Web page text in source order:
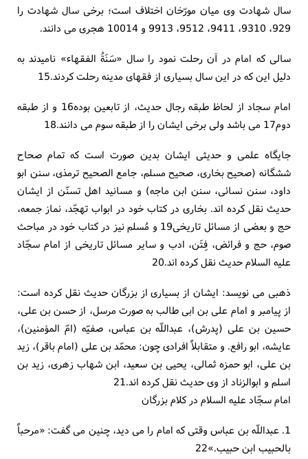
سال شهادت وی میان مورّخان اختلاف است؛ برخی سال شهادت را
929، 9310، 9411، 9512، 9913 و 10014 هجری می دانند.
سالی که امام در آن رحلت نمود را سال «سَنَةُ الفقهاء» نامیدند به
دلیل این که در این سال بسیاری از فقهای مدینه رحلت کردند.15
امام سجاد از لحاظ طبقه رجال حدیث، از تابعین بوده16 و از طبقه
دوم17 می باشد ولی برخی ایشان را از طبقه سوم می دانند.18
جایگاه علمی و حدیثی ایشان بدین صورت است که تمام صحاح
ششگانه (صحیح بخاری، صحیح مسلم، جامع الصحیح ترمذی، سنن ابو
داود، سنن نسائی، سنن ابن ماجه) و مسانید اهل تسنّن از ایشان
حدیث نقل کرده اند. بخاری در کتاب خود در ابواب تهجّد، نماز جمعه،
حج و بعضی از مسائل تاریخی19 و مُسلم نیز در کتاب خود در مباحث
صوم، حج و فرائض، فِتَن، ادب و سایر مسائل تاریخی از امام سجّاد
علیه السلام حدیث نقل کرده اند.20
ذهبی می نویسد: ایشان از بسیاری از بزرگان حدیث نقل کرده است:
از پیامبر و امام علی بن ابی طالب به صورت مرسل، از حسن بن علی،
حسین بن علی (پدرش)، عبداللّه بن عباس، صفیّه (امّ المؤمنین)،
عایشه، ابو رافع. و متقابلاً افرادی چون: محمّد بن علی (امام باقر)، زید
بن علی، ابو حمزه ثمالی، یحیی بن سعید، ابن شهاب زهری، زید بن
اسلم و ابوالزناد از وی حدیث نقل کرده اند.21
امام سجّاد علیه السلام در کلام بزرگان
1. عبداللّه بن عباس وقتی که امام را می دید، چنین می گفت: «مرحباً
بالحبیب ابن حبیب.»22